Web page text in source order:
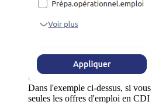
Dans l'exemple ci-dessus, si
seules les offres d'emploi en CDI